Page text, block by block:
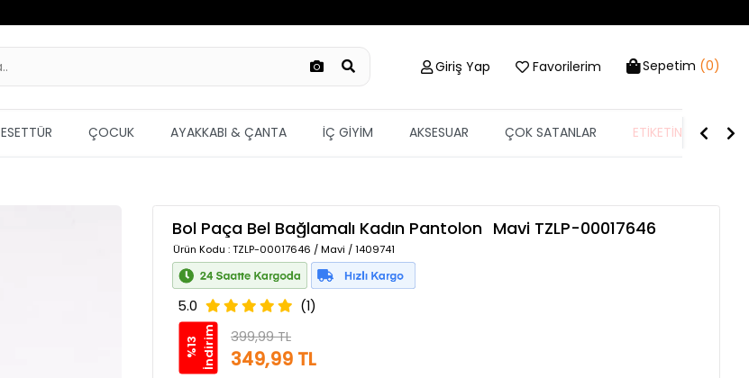
Giriş Yap Favorilerim Sepetim (0)
ÇOCUK AYAKKABI & ÇANTA İÇ GİYİM AKSESUAR ÇOK SATANLAR ETİKETİN YARISI
Bol Paça Bel Bağlamalı Kadın Pantolon Mavi TZLP-00017646
Ürün Kodu : TZLP-00017646 / Mavi / 1409741
5.0 (1)
%
1
3
İ
n
d
i
r
i m 399,99 TL
349,99 TL